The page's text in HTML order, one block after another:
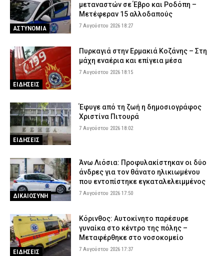
ΑΣΤΥΝΟΜΙΑ
μεταναστών σε Έβρο και Ροδόπη –
Μετέφεραν 15 αλλοδαπούς
7 Αυγούστου 2026 18:27
ΕΙΔΗΣΕΙΣ
Πυρκαγιά στην Ερμακιά Κοζάνης – Στη
μάχη εναέρια και επίγεια μέσα
7 Αυγούστου 2026 18:15
ΕΙΔΗΣΕΙΣ
Έφυγε από τη ζωή η δημοσιογράφος
Χριστίνα Πιτουρά
7 Αυγούστου 2026 18:02
ΔΙΚΑΙΟΣΥΝΗ
Άνω Λιόσια: Προφυλακίστηκαν οι δύο
άνδρες για τον θάνατο ηλικιωμένου
που εντοπίστηκε εγκαταλελειμμένος
7 Αυγούστου 2026 17:50
ΕΙΔΗΣΕΙΣ
Κόρινθος: Αυτοκίνητο παρέσυρε
γυναίκα στο κέντρο της πόλης –
Μεταφέρθηκε στο νοσοκομείο
7 Αυγούστου 2026 17:37